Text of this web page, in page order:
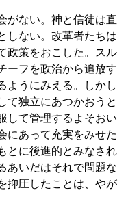
がない。神と信徒は直
しない。改革者たちは
政策をおこした。スル
ーフを政治から追放す
ようにみえる。しかし
て独立にあつかおうと
して管理するよそおい
にあって充実をみせた
とに後進的とみなされ
あいだはそれで問題な
抑圧したことは、やが